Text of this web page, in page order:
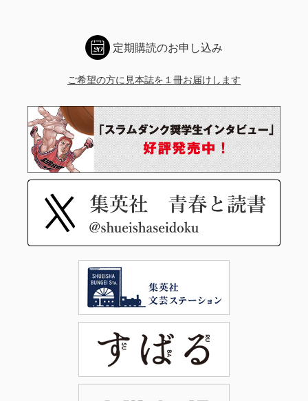
定期購読のお申し込み
ご希望の方に見本誌を１冊お届けします